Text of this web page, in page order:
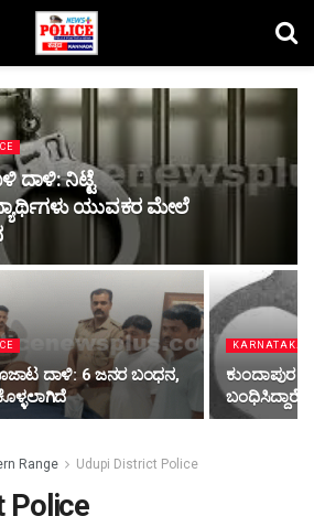
ದಾಳಿ: ನಿಟ್ಟೆ
ಯುವಕರ ಮೇಲೆ
ದಾಳಿ: 6 ಜನರ ಬಂಧನ,
KARNATAKA
ಕುಂದಾಪುರ
ಬಂಧಿಸಿದ್ದಾರೆ
Range Udupi District Police
Police